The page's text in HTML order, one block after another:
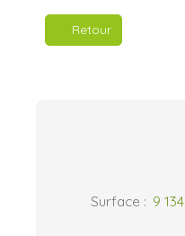
Retour
Surface : 9 134